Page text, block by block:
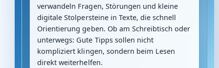
verwandeln Fragen, Störungen und kleine
digitale Stolpersteine in Texte, die schnell
Orientierung geben. Ob am Schreibtisch oder
unterwegs: Gute Tipps sollen nicht
kompliziert klingen, sondern beim Lesen
direkt weiterhelfen.